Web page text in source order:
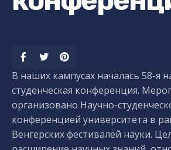
В наших кампусах началась 58-я
студенческая конференция.
организовано Научно-
конференцией университета в
Венгерских фестивалей науки.